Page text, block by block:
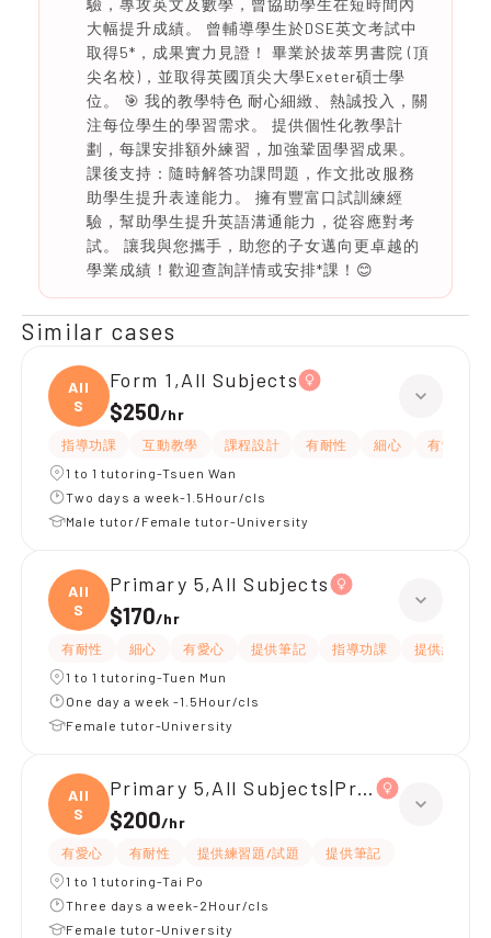
驗，專攻英文及數學，曾協助學生在短時間內
大幅提升成績。 曾輔導學生於DSE英文考試中
取得5*，成果實力見證！ 畢業於拔萃男書院 (頂
尖名校)，並取得英國頂尖大學Exeter碩士學
位。 🎯 我的教學特色 耐心細緻、熱誠投入，關
注每位學生的學習需求。 提供個性化教學計
劃，每課安排額外練習，加強鞏固學習成果。
課後支持：隨時解答功課問題，作文批改服務
助學生提升表達能力。 擁有豐富口試訓練經
驗，幫助學生提升英語溝通能力，從容應對考
試。 讓我與您攜手，助您的子女邁向更卓越的
學業成績！歡迎查詢詳情或安排*課！😊
Similar cases
All
S
Form 1,All Subjects
$250/hr
指導功課 互動教學 課程設計 有耐性 細心
有愛心
1 to 1 tutoring-Tsuen Wan
Two days a week-1.5Hour/cls
Male tutor/Female tutor-University
All
S
Primary 5,All Subjects
$170/hr
有耐性 細心 有愛心 提供筆記 指導功課
提供練習題
1 to 1 tutoring-Tuen Mun
One day a week -1.5Hour/cls
Female tutor-University
All
S
Primary 5,All Subjects|Primary 4,All
$200/hr
有愛心 有耐性 提供練習題/試題
提供筆記
1 to 1 tutoring-Tai Po
Three days a week-2Hour/cls
Female tutor-University